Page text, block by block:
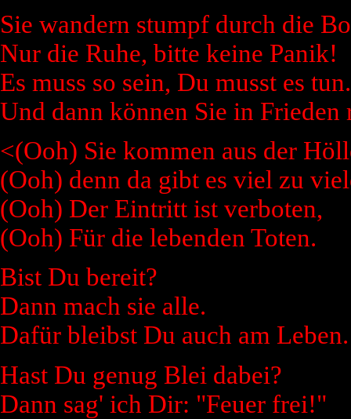
Sie wandern stumpf durch die
Nur die Ruhe, bitte keine Panik!
Es muss so sein, Du musst es tun.
Und dann können Sie in Frieden
<(Ooh) Sie kommen aus der
(Ooh) denn da gibt es viel zu
(Ooh) Der Eintritt ist verboten,
(Ooh) Für die lebenden Toten.
Bist Du bereit?
Dann mach sie alle.
Dafür bleibst Du auch am Leben.
Hast Du genug Blei dabei?
Dann sag' ich Dir: "Feuer frei!"